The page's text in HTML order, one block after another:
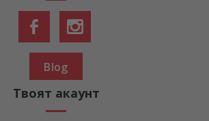
Blog
Твоят акаунт